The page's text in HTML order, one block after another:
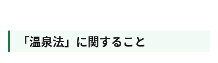
「温泉法」に関すること